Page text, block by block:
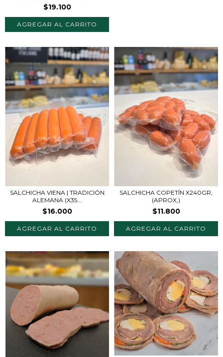
$19.100
SALCHICHA VIENA | TRADICIÓN
ALEMANA (X35...
$16.000
SALCHICHA COPETÍN X240GR,
(APROX,)
$11.800